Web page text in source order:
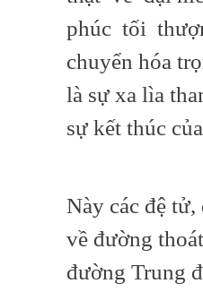
phúc tối
chuyển hóa
là sự xa lìa
sự kết thúc
Này các đệ
về đường
đường Trung